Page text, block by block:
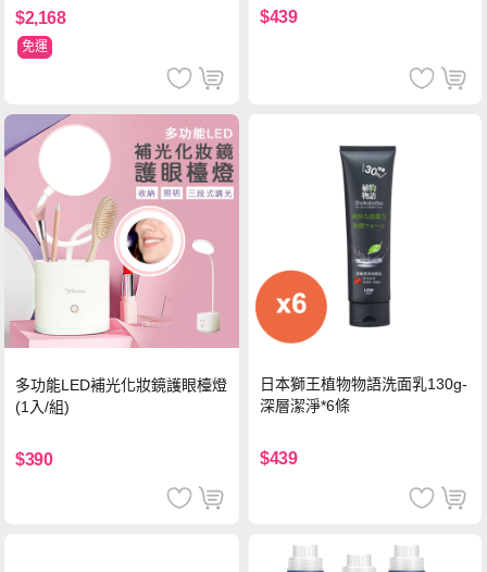
$2,168
免運
$439
多功能LED補光化妝鏡護眼檯燈
(1入/組)
$390
日本獅王植物物語洗面乳130g-
深層潔淨*6條
$439